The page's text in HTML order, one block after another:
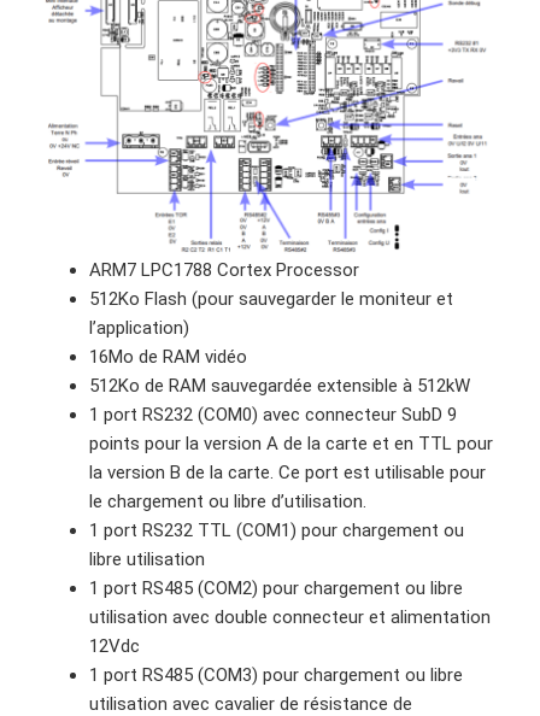
ARM7 LPC1788 Cortex Processor
512Ko Flash (pour sauvegarder le moniteur et
l’application)
16Mo de RAM vidéo
512Ko de RAM sauvegardée extensible à 512kW
1 port RS232 (COM0) avec connecteur SubD 9
points pour la version A de la carte et en TTL pour
la version B de la carte. Ce port est utilisable pour
le chargement ou libre d’utilisation.
1 port RS232 TTL (COM1) pour chargement ou
libre utilisation
1 port RS485 (COM2) pour chargement ou libre
utilisation avec double connecteur et alimentation
12Vdc
1 port RS485 (COM3) pour chargement ou libre
utilisation avec cavalier de résistance de